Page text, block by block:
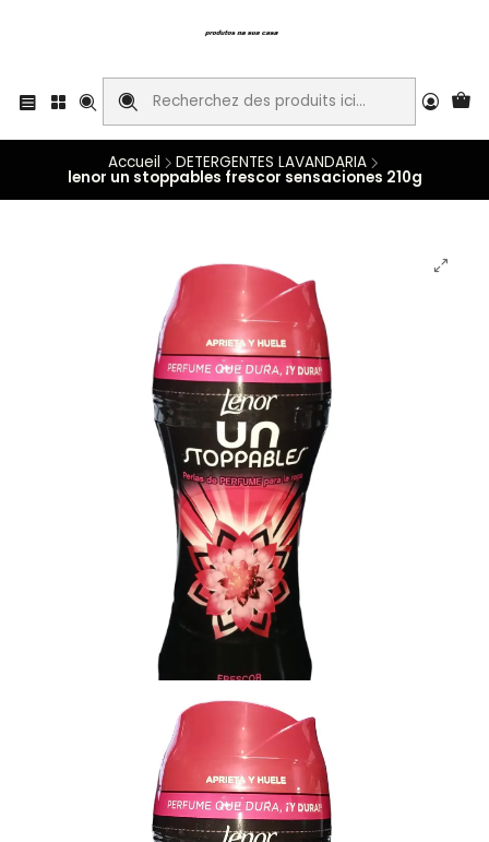
Accueil DETERGENTES LAVANDARIA
lenor un stoppables frescor sensaciones 210g